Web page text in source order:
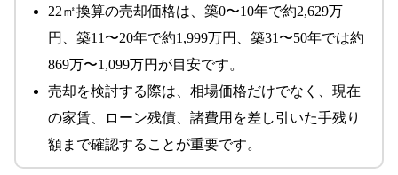
22㎡換算の売却価格は、築0〜10年で約2,629万
円、築11〜20年で約1,999万円、築31〜50年では約
869万〜1,099万円が目安です。
売却を検討する際は、相場価格だけでなく、現在
の家賃、ローン残債、諸費用を差し引いた手残り
額まで確認することが重要です。